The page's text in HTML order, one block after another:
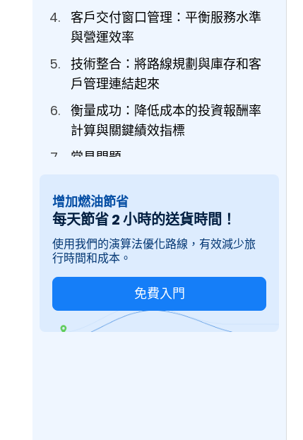
客戶交付窗口管理：平衡服務水準
與營運效率
技術整合：將路線規劃與庫存和客
戶管理連結起來
衡量成功：降低成本的投資報酬率
計算與關鍵績效指標
常見問題
增加燃油節省
每天節省 2 小時的送貨時間！
使用我們的演算法優化路線，有效減少旅
行時間和成本。
免費入門